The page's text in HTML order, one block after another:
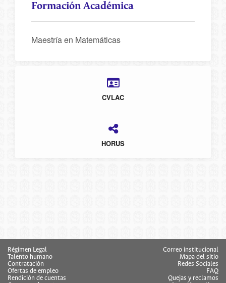
Formación Académica
Maestría en Matemáticas
CVLAC
HORUS
Régimen Legal
Talento humano
Contratación
Ofertas de empleo
Rendición de cuentas
Correo institucional
Mapa del sitio
Redes Sociales
FAQ
Quejas y reclamos